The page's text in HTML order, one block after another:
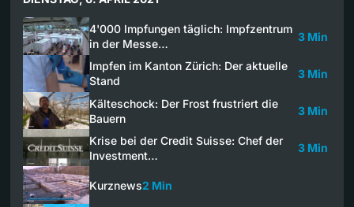
4'000 Impfungen täglich: Impfzentrum
in der Messe…
3 Min
Impfen im Kanton Zürich: Der aktuelle
Stand
3 Min
Kälteschock: Der Frost frustriert die
Bauern
3 Min
Krise bei der Credit Suisse: Chef der
Investment…
3 Min
Kurznews2 Min